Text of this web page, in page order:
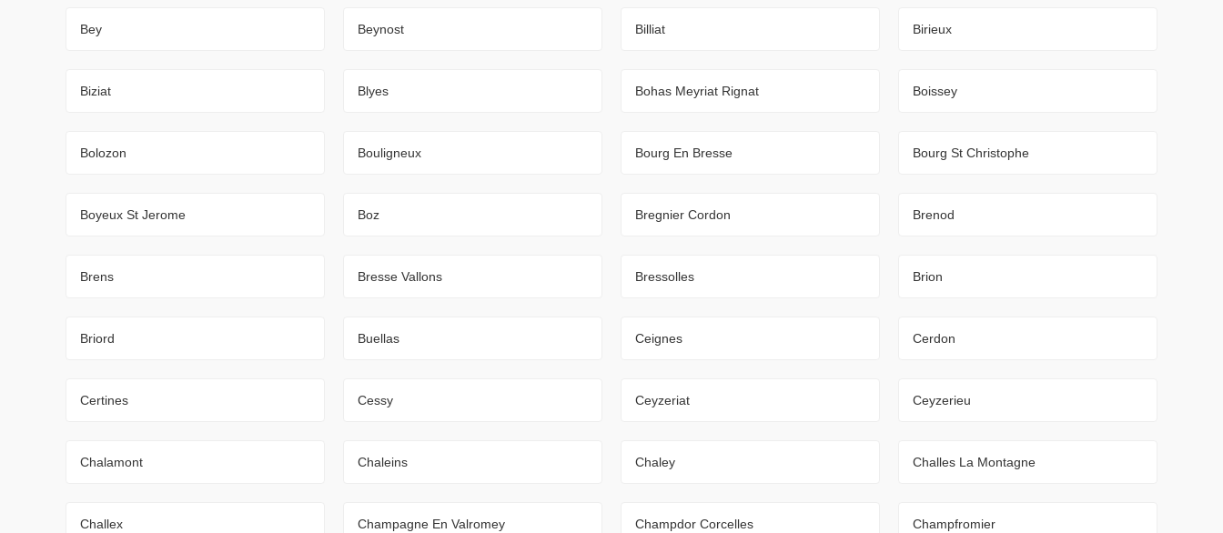
Bey Beynost Billiat Birieux
Biziat Blyes Bohas Meyriat Rignat Boissey
Bolozon Bouligneux Bourg En Bresse Bourg St Christophe
Boyeux St Jerome Boz Bregnier Cordon Brenod
Brens Bresse Vallons Bressolles Brion
Briord Buellas Ceignes Cerdon
Certines Cessy Ceyzeriat Ceyzerieu
Chalamont Chaleins Chaley Challes La Montagne
Challex Champagne En Valromey Champdor Corcelles Champfromier